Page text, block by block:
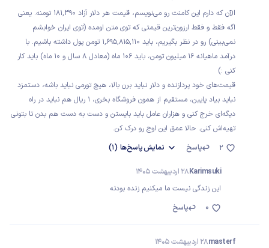
الآن که دارم این کامنت رو می‌نویسم، قیمت هر دلار آزاد ۱۸۱,۳۹۰ تومنه. یعنی
اگه فقط و فقط ارزون‌ترین قیمتی که توی متن اومده (توی ایران خوابشم
نمی‌بینی) رو در نظر بگیریم، باید 1,695,815,1۱۰ تومن پول داشته باشیم. با
درآمد ماهیانه ۱۶ میلیون تومن، باید ۱۰۶ ماه (معادل ۸ سال و ۱۰ ماه) باید کار
کنی :)
قیمت‌های خود پردازنده و دلار نباید برن بالا، هیچ تورمی نباید باشه، دستمزد
نباید بیاد پایین، مستقیم از همون فروشگاه بخری، ۱ ریال هم نباید در راه
دیگه‌ای خرج کنی و هزاران عامل باید بایستن و دست به دست هم بدن تا بتونی
تهیه‌اش کنی. حالا عمق این اوج رو درک کن.
پاسخ
نمایشپاسخ‌ها (1) 2
Karimsuki28 اردیبهشت 1405
این زندگی نیست ما میکنیم زنده بودنه
پاسخ
0
masterf28 اردیبهشت 1405